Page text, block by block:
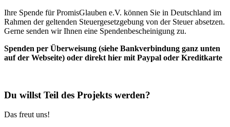
Ihre Spende für PromisGlauben e.V. können Sie in Deutschland im
Rahmen der geltenden Steuergesetzgebung von der Steuer absetzen.
Gerne senden wir Ihnen eine Spendenbescheinigung zu.
Spenden per Überweisung (siehe Bankverbindung ganz unten
auf der Webseite) oder direkt hier mit Paypal oder Kreditkarte
Du willst Teil des Projekts werden?
Das freut uns!